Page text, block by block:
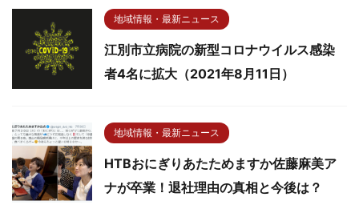
地域情報・最新ニュース
江別市立病院の新型コロナウイルス感染
者4名に拡大（2021年8月11日）
地域情報・最新ニュース
HTBおにぎりあたためますか佐藤麻美ア
ナが卒業！退社理由の真相と今後は？